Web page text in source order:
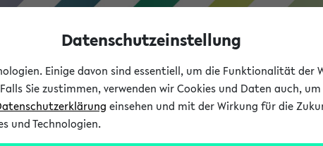
Datenschutzeinstellung
Einige davon sind essentiell, um die Funktionalität der
Sie zustimmen, verwenden wir Cookies und Daten auch,
einsehen und mit der Wirkung für die
und Technologien.